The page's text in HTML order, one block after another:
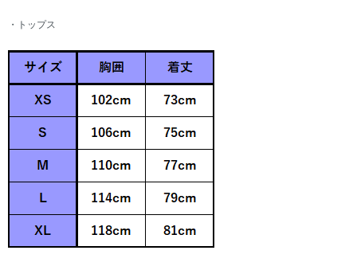
・トップス